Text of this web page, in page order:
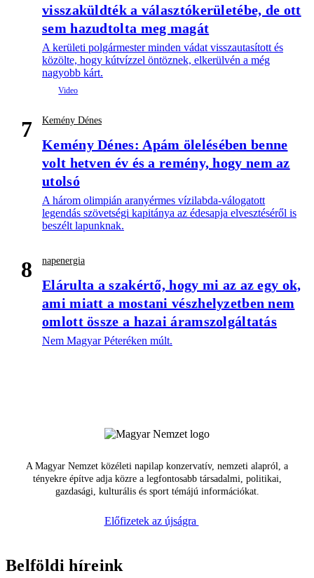
visszaküldték a választókerületébe, de ott
sem hazudtolta meg magát
A kerületi polgármester minden vádat visszautasított és
közölte, hogy kútvízzel öntöznek, elkerülvén a még
nagyobb kárt.
7 Kemény Dénes
Kemény Dénes: Apám ölelésében benne
volt hetven év és a remény, hogy nem az
utolsó
A három olimpián aranyérmes vízilabda-válogatott
legendás szövetségi kapitánya az édesapja elvesztéséről is
beszélt lapunknak.
8 napenergia
Elárulta a szakértő, hogy mi az az egy ok,
ami miatt a mostani vészhelyzetben nem
omlott össze a hazai áramszolgáltatás
Nem Magyar Péteréken múlt.
A Magyar Nemzet közéleti napilap konzervatív, nemzeti alapról, a
tényekre építve adja közre a legfontosabb társadalmi, politikai,
gazdasági, kulturális és sport témájú információkat.
Előfizetek az újságra
Belföldi híreink